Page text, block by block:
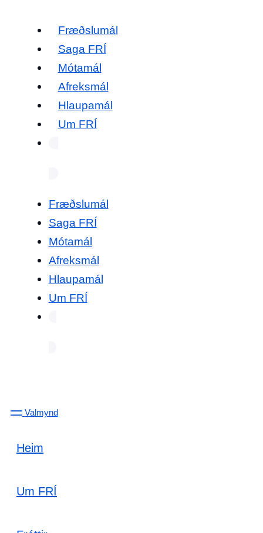
Fræðslumál
Saga FRÍ
Mótamál
Afreksmál
Hlaupamál
Um FRÍ
Fræðslumál
Saga FRÍ
Mótamál
Afreksmál
Hlaupamál
Um FRÍ
Valmynd
Heim
Um FRÍ